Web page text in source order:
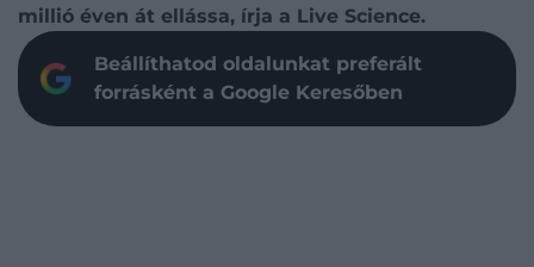
millió éven át ellássa, írja a Live Science.
Beállíthatod oldalunkat preferált
forrásként a Google Keresőben